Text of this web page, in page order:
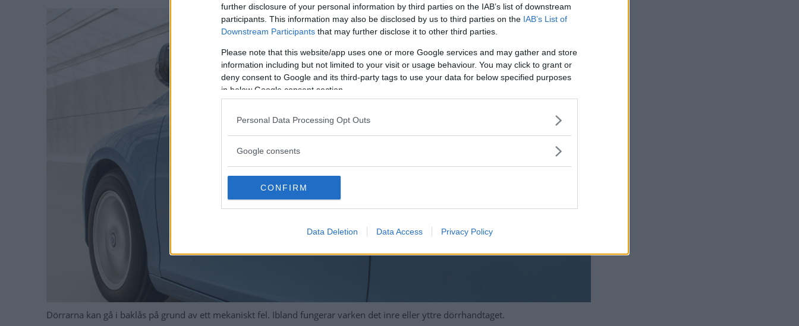
further disclosure of your personal information by third parties on the IAB’s list of downstream
participants. This information may also be disclosed by us to third parties on the IAB’s List of
Downstream Participants that may further disclose it to other third parties.
Please note that this website/app uses one or more Google services and may gather and store
information including but not limited to your visit or usage behaviour. You may click to grant or
deny consent to Google and its third-party tags to use your data for below specified purposes
in below Google consent section.
Personal Data Processing Opt Outs
Google consents
CONFIRM
Data Deletion Data Access Privacy Policy
Dörrarna kan gå i baklås på grund av ett mekaniskt fel. Ibland fungerar varken det inre eller yttre dörrhandtaget.